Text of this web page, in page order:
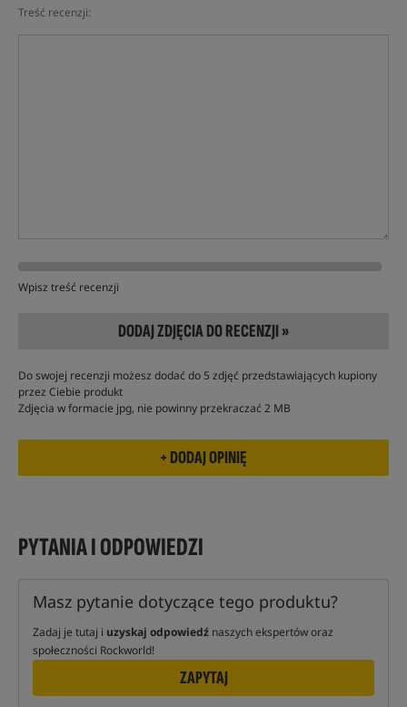
Treść recenzji:
Wpisz treść recenzji
DODAJ ZDJĘCIA DO RECENZJI »
Do swojej recenzji możesz dodać do 5 zdjęć przedstawiających kupiony
przez Ciebie produkt
Zdjęcia w formacie jpg, nie powinny przekraczać 2 MB
PYTANIA I ODPOWIEDZI
Masz pytanie dotyczące tego produktu?
Zadaj je tutaj i uzyskaj odpowiedź naszych ekspertów oraz
społeczności Rockworld!
ZAPYTAJ